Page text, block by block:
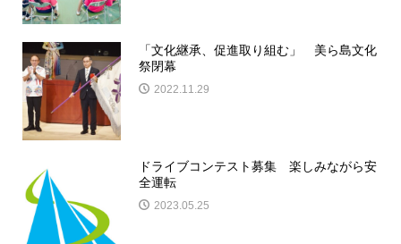
「文化継承、促進取り組む」 美ら島文化
祭閉幕
2022.11.29
ドライブコンテスト募集 楽しみながら安
全運転
2023.05.25